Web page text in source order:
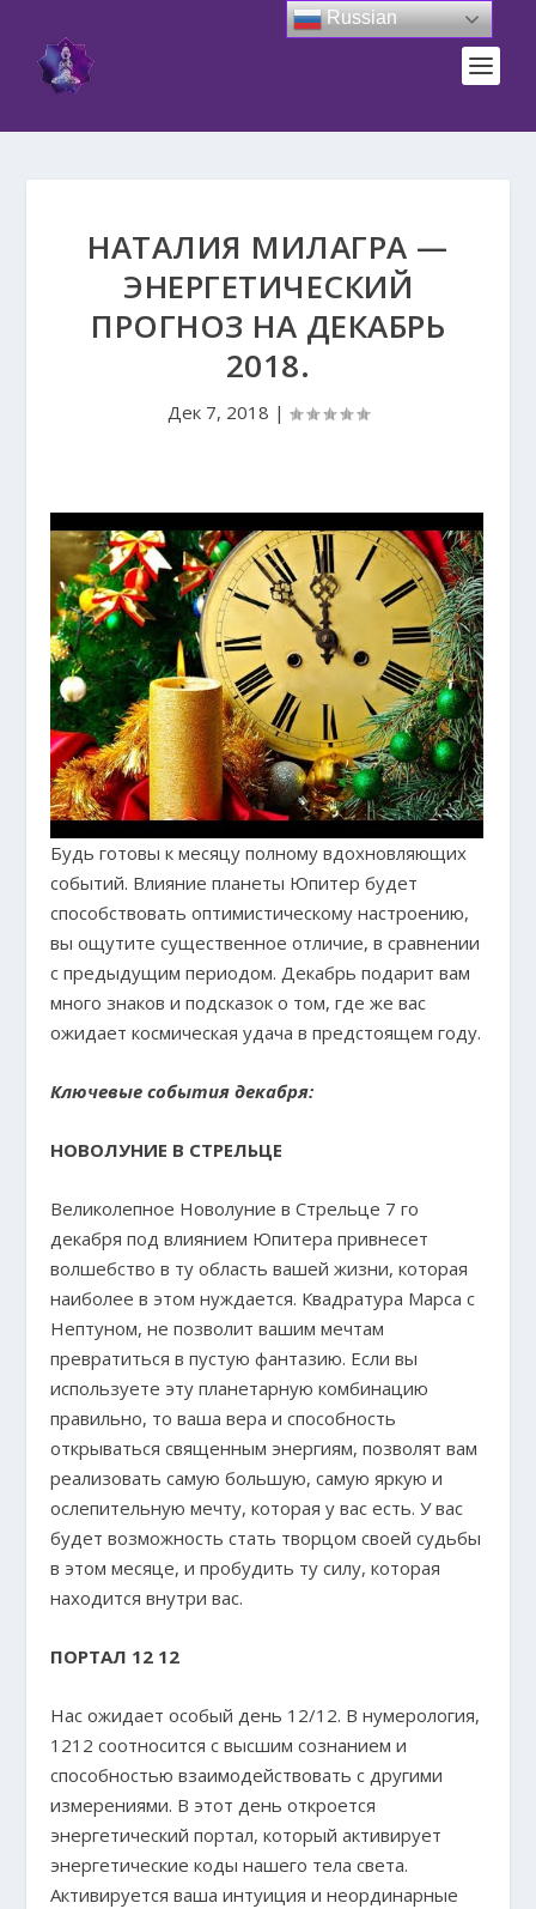
НАТАЛИЯ МИЛАГРА —
ЭНЕРГЕТИЧЕСКИЙ
ПРОГНОЗ НА ДЕКАБРЬ
2018.
Дек 7, 2018 |
Будь готовы к месяцу полному вдохновляющих
событий. Влияние планеты Юпитер будет
способствовать оптимистическому настроению,
вы ощутите существенное отличие, в сравнении
с предыдущим периодом. Декабрь подарит вам
много знаков и подсказок о том, где же вас
ожидает космическая удача в предстоящем году.
Ключевые события декабря:
НОВОЛУНИЕ В СТРЕЛЬЦЕ
Великолепное Новолуние в Стрельце 7 го
декабря под влиянием Юпитера привнесет
волшебство в ту область вашей жизни, которая
наиболее в этом нуждается. Квадратура Марса с
Нептуном, не позволит вашим мечтам
превратиться в пустую фантазию. Если вы
используете эту планетарную комбинацию
правильно, то ваша вера и способность
открываться священным энергиям, позволят вам
реализовать самую большую, самую яркую и
ослепительную мечту, которая у вас есть. У вас
будет возможность стать творцом своей судьбы
в этом месяце, и пробудить ту силу, которая
находится внутри вас.
ПОРТАЛ 12 12
Нас ожидает особый день 12/12. В нумерология,
1212 соотносится с высшим сознанием и
способностью взаимодействовать с другими
измерениями. В этот день откроется
энергетический портал, который активирует
энергетические коды нашего тела света.
Активируется ваша интуиция и неординарные
Russian